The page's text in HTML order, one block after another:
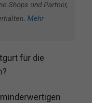
Shops und Partner,
Mehr
für die